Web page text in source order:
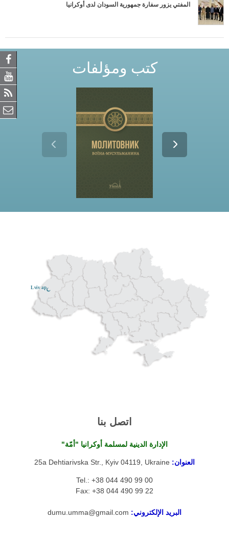
المفتي يزور سفارة جمهورية السودان لدى أوكرانيا
كتب ومؤلفات
Lviv ар
اتصل بنا
الإدارة الدينية لمسلمة أوكرانيا "أمّة"
العنوان: 25a Dehtiarivska Str., Kyiv 04119, Ukraine
Tel.: +38 044 490 99 00
Fax: +38 044 490 99 22
البريد الإلكتروني: dumu.umma@gmail.com